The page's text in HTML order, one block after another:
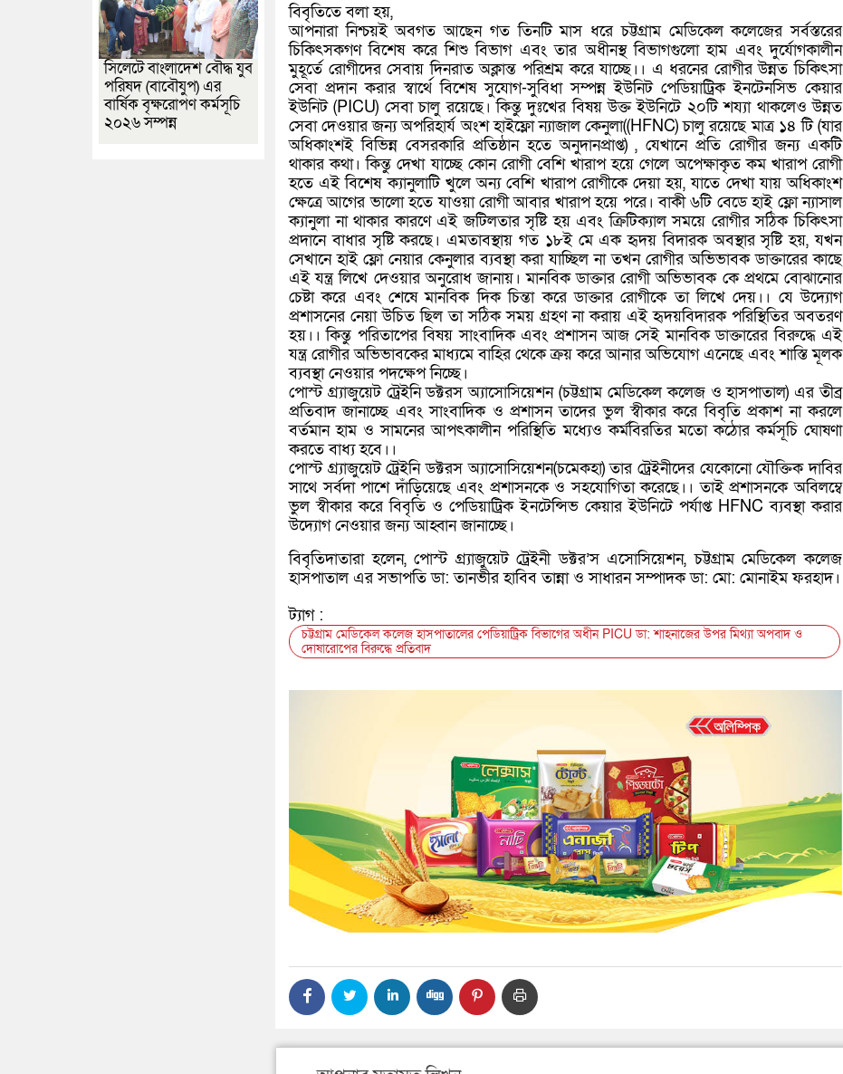
বিবৃতিতে বলা হয়,
আপনারা নিশ্চয়ই অবগত আছেন গত তিনটি মাস ধরে চট্টগ্রাম মেডিকেল কলেজের সর্বস্তরের
চিকিৎসকগণ বিশেষ করে শিশু বিভাগ এবং তার অধীনস্থ বিভাগগুলো হাম এবং দুর্যোগকালীন
মুহূর্তে রোগীদের সেবায় দিনরাত অক্লান্ত পরিশ্রম করে যাচ্ছে।। এ ধরনের রোগীর উন্নত চিকিৎসা
সেবা প্রদান করার স্বার্থে বিশেষ সুযোগ-সুবিধা সম্পন্ন ইউনিট পেডিয়াট্রিক ইনটেনসিভ কেয়ার
ইউনিট (PICU) সেবা চালু রয়েছে। কিন্তু দুঃখের বিষয় উক্ত ইউনিটে ২০টি শয্যা থাকলেও উন্নত
সেবা দেওয়ার জন্য অপরিহার্য অংশ হাইফ্লো ন্যাজাল কেনুলা((HFNC) চালু রয়েছে মাত্র ১৪ টি (যার
অধিকাংশই বিভিন্ন বেসরকারি প্রতিষ্ঠান হতে অনুদানপ্রাপ্ত) , যেখানে প্রতি রোগীর জন্য একটি
থাকার কথা। কিন্তু দেখা যাচ্ছে কোন রোগী বেশি খারাপ হয়ে গেলে অপেক্ষাকৃত কম খারাপ রোগী
হতে এই বিশেষ ক্যানুলাটি খুলে অন্য বেশি খারাপ রোগীকে দেয়া হয়, যাতে দেখা যায় অধিকাংশ
ক্ষেত্রে আগের ভালো হতে যাওয়া রোগী আবার খারাপ হয়ে পরে। বাকী ৬টি বেডে হাই ফ্লো ন্যাসাল
ক্যানুলা না থাকার কারণে এই জটিলতার সৃষ্টি হয় এবং ক্রিটিক্যাল সময়ে রোগীর সঠিক চিকিৎসা
প্রদানে বাধার সৃষ্টি করছে। এমতাবস্থায় গত ১৮ই মে এক হৃদয় বিদারক অবস্থার সৃষ্টি হয়, যখন
সেখানে হাই ফ্লো নেয়ার কেনুলার ব্যবস্থা করা যাচ্ছিল না তখন রোগীর অভিভাবক ডাক্তারের কাছে
এই যন্ত্র লিখে দেওয়ার অনুরোধ জানায়। মানবিক ডাক্তার রোগী অভিভাবক কে প্রথমে বোঝানোর
চেষ্টা করে এবং শেষে মানবিক দিক চিন্তা করে ডাক্তার রোগীকে তা লিখে দেয়।। যে উদ্যোগ
প্রশাসনের নেয়া উচিত ছিল তা সঠিক সময় গ্রহণ না করায় এই হৃদয়বিদারক পরিস্থিতির অবতরণ
হয়।। কিন্তু পরিতাপের বিষয় সাংবাদিক এবং প্রশাসন আজ সেই মানবিক ডাক্তারের বিরুদ্ধে এই
যন্ত্র রোগীর অভিভাবকের মাধ্যমে বাহির থেকে ক্রয় করে আনার অভিযোগ এনেছে এবং শাস্তি মূলক
ব্যবস্থা নেওয়ার পদক্ষেপ নিচ্ছে।
পোস্ট গ্র্যাজুয়েট ট্রেইনি ডক্টরস অ্যাসোসিয়েশন (চট্টগ্রাম মেডিকেল কলেজ ও হাসপাতাল) এর তীব্র
প্রতিবাদ জানাচ্ছে এবং সাংবাদিক ও প্রশাসন তাদের ভুল স্বীকার করে বিবৃতি প্রকাশ না করলে
বর্তমান হাম ও সামনের আপৎকালীন পরিস্থিতি মধ্যেও কর্মবিরতির মতো কঠোর কর্মসূচি ঘোষণা
করতে বাধ্য হবে।।
পোস্ট গ্র্যাজুয়েট ট্রেইনি ডক্টরস অ্যাসোসিয়েশন(চমেকহা) তার ট্রেইনীদের যেকোনো যৌক্তিক দাবির
সাথে সর্বদা পাশে দাঁড়িয়েছে এবং প্রশাসনকে ও সহযোগিতা করেছে।। তাই প্রশাসনকে অবিলম্বে
ভুল স্বীকার করে বিবৃতি ও পেডিয়াট্রিক ইনটেন্সিভ কেয়ার ইউনিটে পর্যাপ্ত HFNC ব্যবস্থা করার
উদ্যোগ নেওয়ার জন্য আহ্বান জানাচ্ছে।
বিবৃতিদাতারা হলেন, পোস্ট গ্র‍্যাজুয়েট ট্রেইনী ডক্টর’স এসোসিয়েশন, চট্টগ্রাম মেডিকেল কলেজ
হাসপাতাল এর সভাপতি ডা: তানভীর হাবিব তান্না ও সাধারন সম্পাদক ডা: মো: মোনাইম ফরহাদ।
ট্যাগ :
চট্টগ্রাম মেডিকেল কলেজ হাসপাতালের পেডিয়াট্রিক বিভাগের অধীন PICU ডা: শাহনাজের উপর মিথ্যা অপবাদ ও
দোষারোপের বিরুদ্ধে প্রতিবাদ
সিলেটে বাংলাদেশ বৌদ্ধ যুব
পরিষদ (বাবৌযুপ) এর
বার্ষিক বৃক্ষরোপণ কর্মসূচি
২০২৬ সম্পন্ন